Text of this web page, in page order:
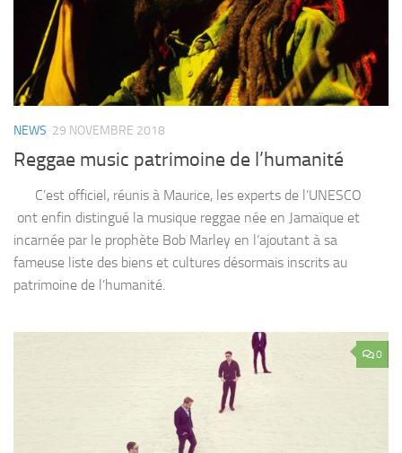
NEWS 29 NOVEMBRE 2018
Reggae music patrimoine de l’humanité
C’est officiel, réunis à Maurice, les experts de l’UNESCO
ont enfin distingué la musique reggae née en Jamaïque et
incarnée par le prophète Bob Marley en l’ajoutant à sa
fameuse liste des biens et cultures désormais inscrits au
patrimoine de l’humanité.
0